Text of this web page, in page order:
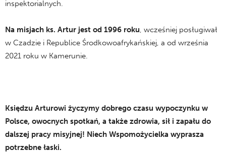
inspektorialnych.
Na misjach ks. Artur jest od 1996 roku, wcześniej posługiwał
w Czadzie i Republice Środkowoafrykańskiej, a od września
2021 roku w Kamerunie.
Księdzu Arturowi życzymy dobrego czasu wypoczynku w
Polsce, owocnych spotkań, a także zdrowia, sił i zapału do
dalszej pracy misyjnej! Niech Wspomożycielka wyprasza
potrzebne łaski.